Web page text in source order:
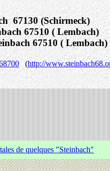
67130 (Schirmeck)
67510 ( Lembach)
67510 ( Lembach)
(http://
de quelques "Steinbach"